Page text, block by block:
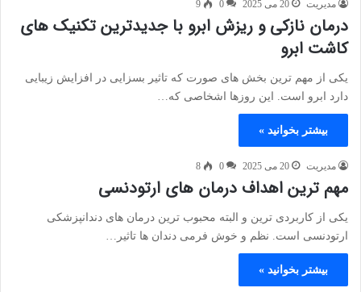
مدیریت 20 می 2025 0
9
درمان نازکی و ریزش ابرو با جدیدترین تکنیک های
کاشت ابرو
یکی از مهم ترین بخش های صورت که تاثیر بسزایی در افزایش زیبایی
دارد ابرو است. این روزها اشخاصی که…
بیشتر بخوانید »
مدیریت 20 می 2025 0
8
مهم ترین اهداف درمان های ارتودنسی
یکی از کاربردی ترین و البته محبوب ترین درمان های دندانپزشکی
ارتودنسی است. نظم و خوش فرمی دندان ها تاثیر…
بیشتر بخوانید »